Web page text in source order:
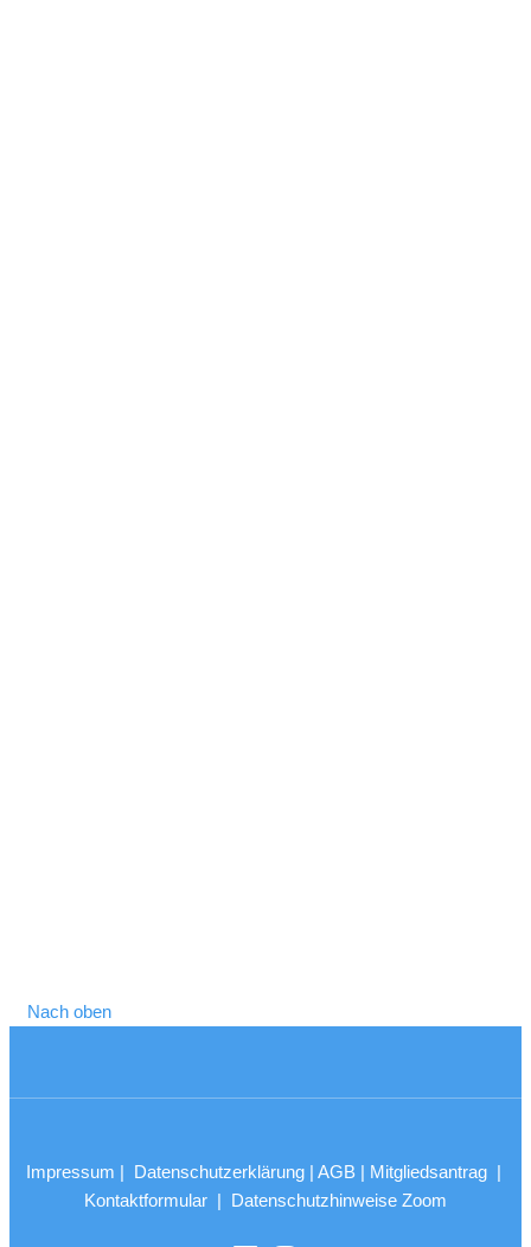
Nach oben
Impressum | Datenschutzerklärung| AGB | Mitgliedsantrag|
Kontaktformular | Datenschutzhinweise Zoom